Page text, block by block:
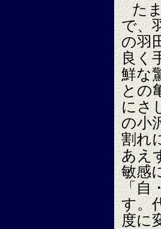
た
で、
の羽
良く
鮮な
との
にさ
の小
割れ
あえ
敏感
「自
す。
度に